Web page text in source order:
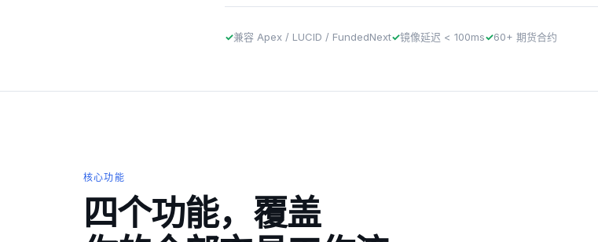
✓兼容 Apex / LUCID / FundedNext✓镜像延迟 < 100ms✓60+ 期货合约
核心功能
四个功能，覆盖